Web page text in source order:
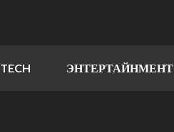
TECH ЭНТЕРТАЙНМЕНТ